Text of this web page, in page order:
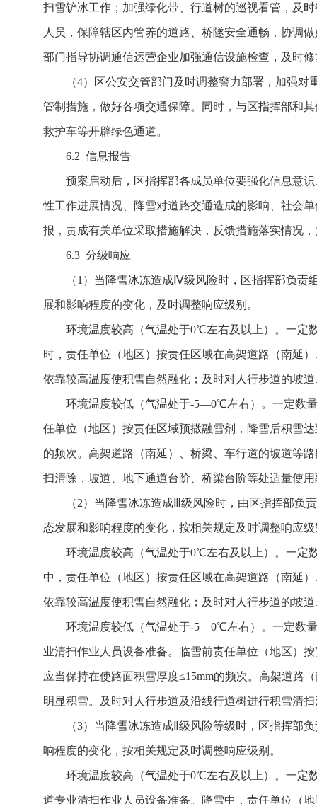
扫雪铲冰工作；加强绿化带、行道树的巡视看管，及
人员，保障辖区内管养的道路、桥隧安全通畅，协调
部门指导协调通信运营企业加强通信设施检查，及时
（4）区公安交管部门及时调整警力部署，加强
管制措施，做好各项交通保障。同时，与区指挥部和
救护车等开辟绿色通道。
6.2 信息报告
预案启动后，区指挥部各成员单位要强化信息意
性工作进展情况、降雪对道路交通造成的影响、社会
报，责成有关单位采取措施解决，反馈措施落实情况
6.3 分级响应
（1）当降雪冰冻造成Ⅳ级风险时，区指挥部负
展和影响程度的变化，及时调整响应级别。
环境温度较高（气温处于0℃左右及以上）。一定
时，责任单位（地区）按责任区域在高架道路（南延
依靠较高温度使积雪自然融化；及时对人行步道的坡
环境温度较低（气温处于-5—0℃左右）。一定数
任单位（地区）按责任区域预撒融雪剂，降雪后积雪
的频次。高架道路（南延）、桥梁、车行道的坡道等
扫清除，坡道、地下通道台阶、桥梁台阶等处适量使
（2）当降雪冰冻造成Ⅲ级风险时，由区指挥部负
态发展和影响程度的变化，按相关规定及时调整响应
环境温度较高（气温处于0℃左右及以上）。一定
中，责任单位（地区）按责任区域在高架道路（南延
依靠较高温度使积雪自然融化；及时对人行步道的坡
环境温度较低（气温处于-5—0℃左右）。一定数
业清扫作业人员设备准备。临雪前责任单位（地区）
应当保持在使路面积雪厚度≤15mm的频次。高架道路
明显积雪。及时对人行步道及沿线行道树进行积雪清
（3）当降雪冰冻造成Ⅱ级风险等级时，区指挥部
响程度的变化，按相关规定及时调整响应级别。
环境温度较高（气温处于0℃左右及以上）。一定
道专业清扫作业人员设备准备。降雪中，责任单位（